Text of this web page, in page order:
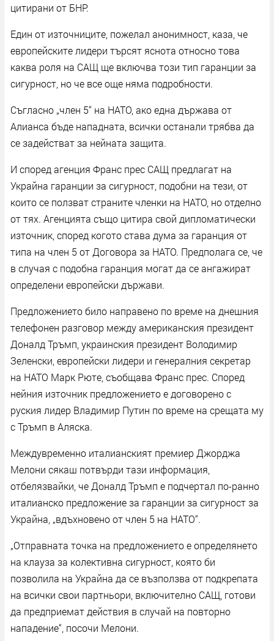
цитирани от БНР.
Един от източниците, пожелал анонимност, каза, че
европейските лидери търсят яснота относно това
каква роля на САЩ ще включва този тип гаранции за
сигурност, но че все още няма подробности.
Съгласно „член 5“ на НАТО, ако една държава от
Алианса бъде нападната, всички останали трябва да
се задействат за нейната защита.
И според агенция Франс прес САЩ предлагат на
Украйна гаранции за сигурност, подобни на тези, от
които се ползват страните членки на НАТО, но отделно
от тях. Агенцията също цитира свой дипломатически
източник, според когото става дума за гаранция от
типа на член 5 от Договора за НАТО. Предполага се, че
в случая с подобна гаранция могат да се ангажират
определени европейски държави.
Предложението било направено по време на днешния
телефонен разговор между американския президент
Доналд Тръмп, украинския президент Володимир
Зеленски, европейски лидери и генералния секретар
на НАТО Марк Рюте, съобщава Франс прес. Според
нейния източник предложението е договорено с
руския лидер Владимир Путин по време на срещата му
с Тръмп в Аляска.
Междувременно италианският премиер Джорджа
Мелони сякаш потвърди тази информация,
отбелязвайки, че Доналд Тръмп е подчертал по-ранно
италианско предложение за гаранции за сигурност за
Украйна, „вдъхновено от член 5 на НАТО“.
„Отправната точка на предложението е определянето
на клауза за колективна сигурност, която би
позволила на Украйна да се възползва от подкрепата
на всички свои партньори, включително САЩ, готови
да предприемат действия в случай на повторно
нападение“, посочи Мелони.